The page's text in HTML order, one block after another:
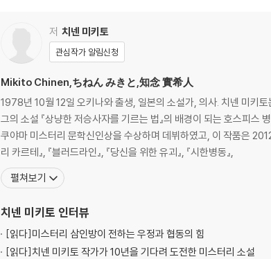
저 치넨 미키토
관심작가 알림신청
Mikito Chinen,ちねん みきと,知念 實希人
1978년 10월 12일 오키나와 출생, 일본의 소설가, 의사. 치넨 미키
그의 소설 『상냥한 저승사자를 기르는 법』의 배경이 되는 호스피스
쿠야마 미스터리 문학신인상을 수상하며 데뷔하였고, 이 작품은
리 카르테』, 『블러드라인』, 『당신을 위한 유괴』, 『시한병동』,
펼쳐보기
치넨 미키토 인터뷰
[읽다]미스터리 삼인방이 전하는 우정과 협동의 힘
[읽다]치넨 미키토 작가가 10년을 기다려 도전한 미스터리 소설